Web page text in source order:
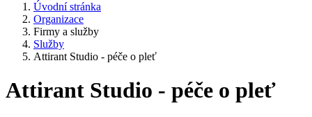
Úvodní stránka
Organizace
Firmy a služby
Služby
Attirant Studio - péče o pleť
Attirant Studio - péče o pleť